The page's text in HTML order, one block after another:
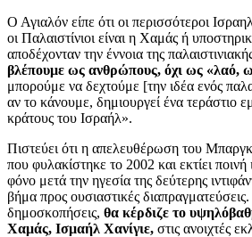
Ο Αγιαλόν είπε ότι οι περισσότεροι
οι Παλαιστίνιοι είναι η Χαμάς ή
αποδέχονταν την έννοια της
βλέπουμε ως ανθρώπους, όχι ως «λαό,
μπορούμε να δεχτούμε [την ιδέα ενός
αν το κάνουμε, δημιουργεί ένα τεράστιο
κράτους του Ισραήλ».
Πιστεύει ότι η απελευθέρωση του
που φυλακίστηκε το 2002 και εκτίει ποινή
φόνο μετά την ηγεσία της δεύτερης
βήμα προς ουσιαστικές
δημοσκοπήσεις, θα κέρδιζε το
Χαμάς, Ισμαήλ Χανίγιε, στις ανοιχτές